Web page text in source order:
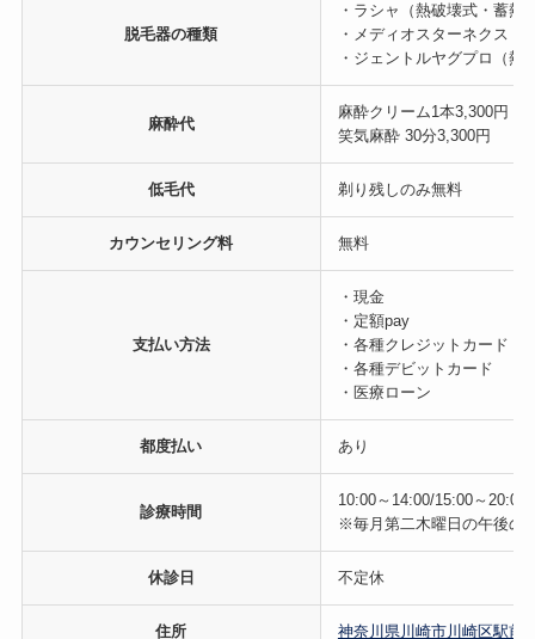
脱毛器の種類
・ラシャ（熱破壊式・蓄熱
・メディオスターネクスト
・ジェントルヤグプロ（熱
麻酔代
麻酔クリーム1本3,300円
笑気麻酔 30分3,300円
低毛代 剃り残しのみ無料
カウンセリング料 無料
支払い方法
・現金
・定額pay
・各種クレジットカード
・各種デビットカード
・医療ローン
都度払い あり
診療時間
10:00～14:00/15:00～
※毎月第二木曜日の午後の
休診日 不定休
住所 神奈川県川崎市川崎区駅前